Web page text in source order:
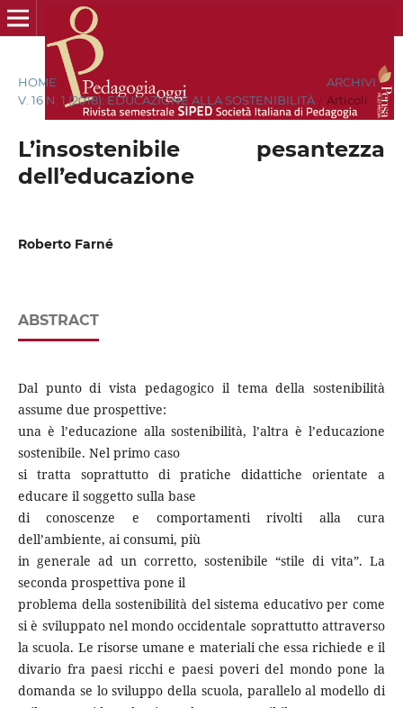
HOME ARCHIVI /
V. 16 N. 1 (2018): EDUCAZIONE ALLA SOSTENIBILITÀ
Articoli
L’insostenibile pesantezza
dell’educazione
Roberto Farné
ABSTRACT
Dal punto di vista pedagogico il tema della sostenibilità
assume due prospettive:
una è l’educazione alla sostenibilità, l’altra è l’educazione
sostenibile. Nel primo caso
si tratta soprattutto di pratiche didattiche orientate a
educare il soggetto sulla base
di conoscenze e comportamenti rivolti alla cura
dell’ambiente, ai consumi, più
in generale ad un corretto, sostenibile “stile di vita”. La
seconda prospettiva pone il
problema della sostenibilità del sistema educativo per come
si è sviluppato nel mondo occidentale soprattutto attraverso
la scuola. Le risorse umane e materiali che essa richiede e il
divario fra paesi ricchi e paesi poveri del mondo pone la
domanda se lo sviluppo della scuola, parallelo al modello di